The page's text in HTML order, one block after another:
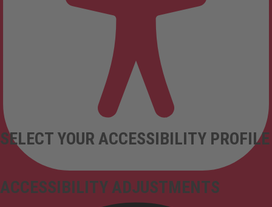
ACCESSIBILITY ADJUSTMENTS
SELECT YOUR ACCESSIBILITY PROFILE